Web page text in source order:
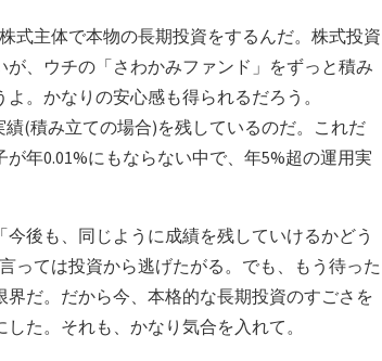
式主体で本物の長期投資をするんだ。株式投資
、ウチの「さわかみファンド」をずっと積み
。かなりの安心感も得られるだろう。
(積み立ての場合)を残しているのだ。これだ
年0.01%にもならない中で、年5%超の運用実
今後も、同じように成績を残していけるかどう
っては投資から逃げたがる。でも、もう待った
だ。だから今、本格的な長期投資のすごさを
た。それも、かなり気合を入れて。